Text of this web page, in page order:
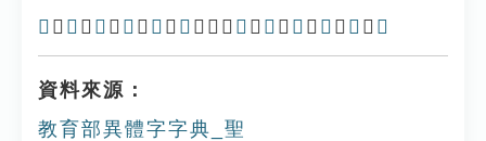
𡉄 、 垩 、 𠄵 、 𤦨 、 𥅶 、 𦕡 、𧟿、 𡑺 、 𨲚 、 𨲢 、 圣 、 琞 、 䎴
資料來源：
教育部異體字字典_聖